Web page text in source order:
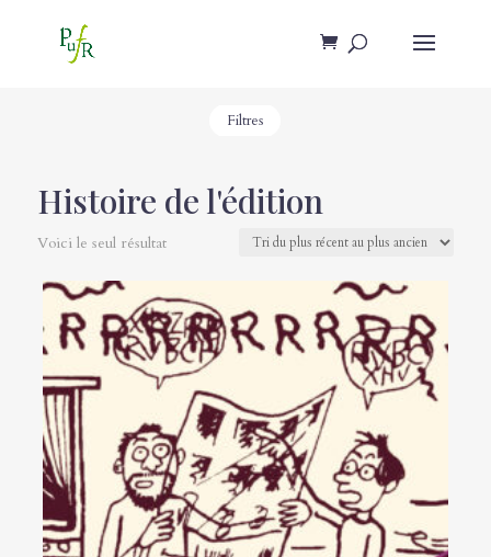
Filtres
Histoire de l'édition
Voici le seul résultat